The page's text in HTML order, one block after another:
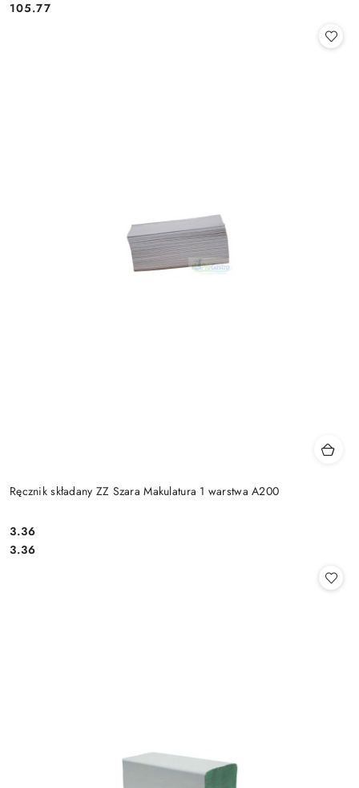
Cena:
Cena:
105.77
Ręcznik składany ZZ Szara Makulatura 1 warstwa A200
Cena:
3.36
Cena:
3.36